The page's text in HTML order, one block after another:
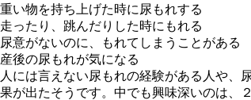
重い物を持ち上げた時に尿もれする
走ったり、跳んだりした時にもれる
尿意がないのに、もれてしまうことがある
産後の尿もれが気になる
人には言えない尿もれの経験がある人や、
果が出たそうです。中でも興味深いのは、